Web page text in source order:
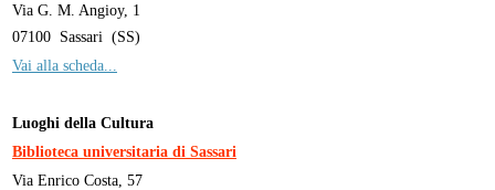
Via G. M. Angioy, 1
07100 Sassari (SS)
Vai alla scheda...
Luoghi della Cultura
Biblioteca universitaria di Sassari
Via Enrico Costa, 57